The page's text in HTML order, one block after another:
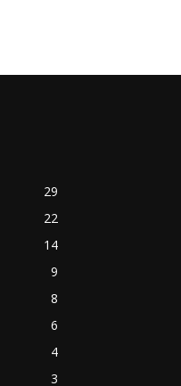
29
22
14
9
8
6
4
3